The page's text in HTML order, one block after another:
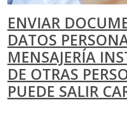
ENVIAR
DATOS
MENSAJERÍA
DE OTRAS
PUEDE SALIR